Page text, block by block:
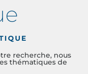
recherche, nous
thématiques de